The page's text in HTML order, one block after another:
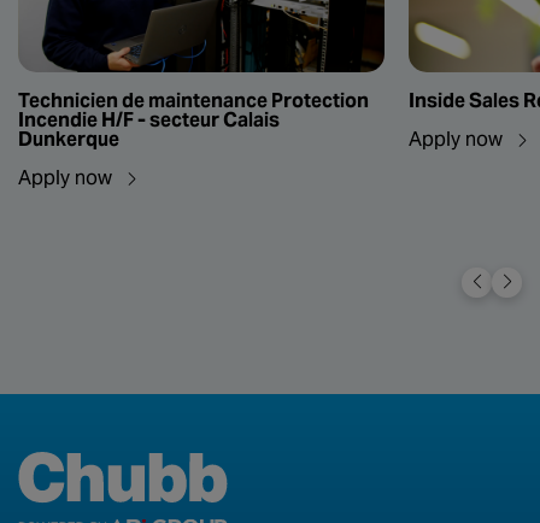
Technicien de maintenance Protection
Incendie H/F - secteur Calais
Dunkerque
Apply now
Inside Sales
Apply now